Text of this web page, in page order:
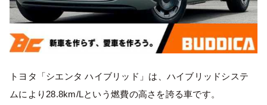
トヨタ「シエンタ ハイブリッド」は、ハイブリッドシステ
ムにより28.8km/Lという燃費の高さを誇る車です。